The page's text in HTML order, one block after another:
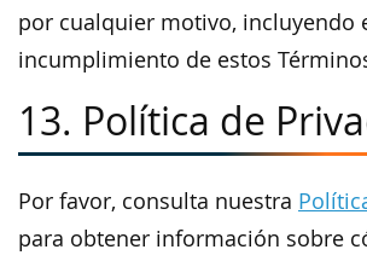
por cualquier motivo, incluyendo
incumplimiento de estos
13. Política de
Por favor, consulta nuestra
para obtener información sobre